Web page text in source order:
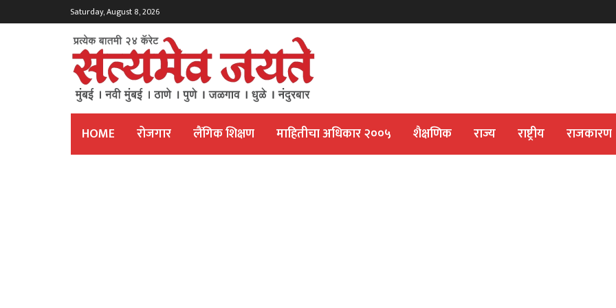
Saturday, August 8, 2026
HOME रोजगार लैंगिक शिक्षण माहितीचा अधिकार २००५ शैक्षणिक राज्य राष्ट्रीय राजकारण